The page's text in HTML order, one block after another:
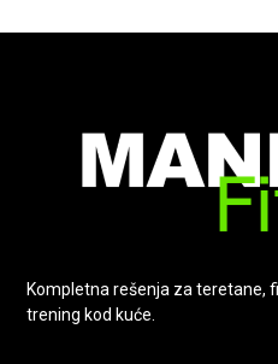
Kompletna rešenja za teretane,
trening kod kuće.